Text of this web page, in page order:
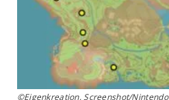
©Eigenkreation, Screenshot/Nintendo